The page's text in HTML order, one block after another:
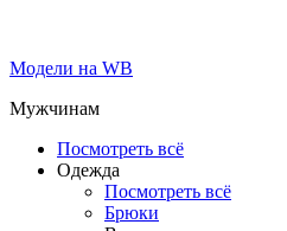
Модели на WB
Мужчинам
Посмотреть всё
Одежда
Посмотреть всё
Брюки